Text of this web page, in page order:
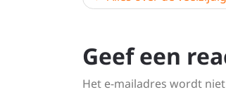
Geef een
Het e-mailadres wordt